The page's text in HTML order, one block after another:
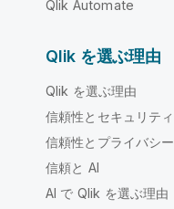
Qlik Automate
Qlik を選ぶ理由
Qlik を選ぶ理由
信頼性とセキュリティ
信頼性とプライバシー
信頼と AI
AI で Qlik を選ぶ理由